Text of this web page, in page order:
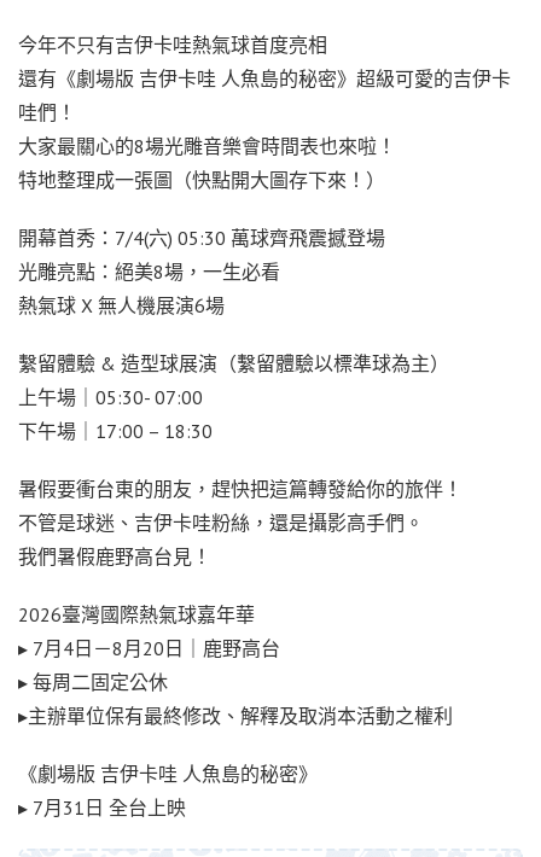
今年不只有吉伊卡哇熱氣球首度亮相
還有《劇場版 吉伊卡哇 人魚島的秘密》超級可愛的吉伊卡
哇們！
大家最關心的8場光雕音樂會時間表也來啦！
特地整理成一張圖（快點開大圖存下來！）
開幕首秀：7/4(六) 05:30 萬球齊飛震撼登場
光雕亮點：絕美8場，一生必看
熱氣球 X 無人機展演6場
繫留體驗 & 造型球展演（繫留體驗以標準球為主）
上午場｜05:30- 07:00
下午場｜17:00 – 18:30
暑假要衝台東的朋友，趕快把這篇轉發給你的旅伴！
不管是球迷、吉伊卡哇粉絲，還是攝影高手們。
我們暑假鹿野高台見！
2026臺灣國際熱氣球嘉年華
▸ 7月4日－8月20日｜鹿野高台
▸ 每周二固定公休
▸主辦單位保有最終修改、解釋及取消本活動之權利
《劇場版 吉伊卡哇 人魚島的秘密》
▸ 7月31日 全台上映